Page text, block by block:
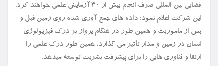
فضایی بین المللی صرف انجام بیش از ۳۰ آزمایش علمی خواهند کرد.
این شرکت اعلام نمود: داده های جمع آوری شده روی زمین قبل و
پس از ماموریت و همین طور در هنگام پرواز بر درک فیزیولوژی
انسان در زمین و مدار تأثیر می گذارد، همین طور درک علمی را
ارتقا و فناوری هایی را برای پیشرفت بشریت توسعه میدهد.